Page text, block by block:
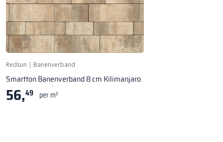
Redsun | Banenverband
Smartton Banenverband 8 cm Kilimanjaro
56,49 per m²